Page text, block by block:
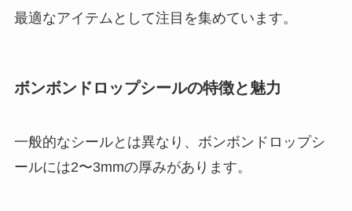
最適なアイテムとして注目を集めています。
ボンボンドロップシールの特徴と魅力
一般的なシールとは異なり、ボンボンドロップシ
ールには2〜3mmの厚みがあります。